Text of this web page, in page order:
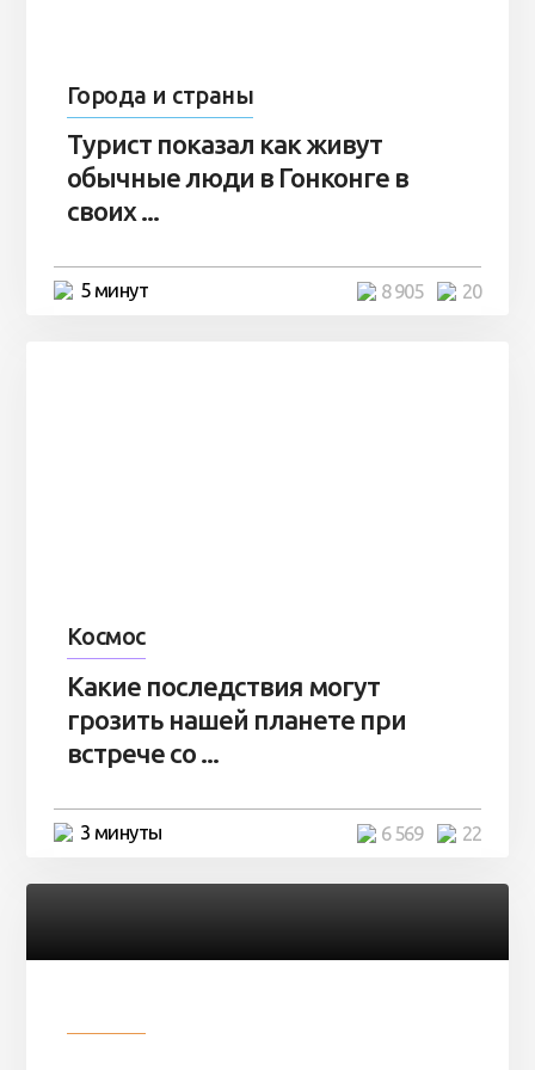
Города и страны
Турист показал как живут
обычные люди в Гонконге в
своих ...
5 минут 20
8 905
Космос
Какие последствия могут
грозить нашей планете при
встрече со ...
3 минуты 22
6 569